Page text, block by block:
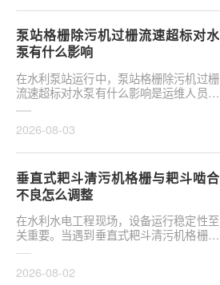
泵站格栅除污机过栅流速超标对水
泵有什么影响
在水利泵站运行中，泵站格栅除污机过栅
流速超标对水泵有什么影响是运维人员关
注的核心议题。当水流通过格栅的速度超
2026-08-03
垂直式耙斗清污机格栅与耙斗啮合
不良怎么调整
在水利水电工程现场，设备运行稳定性至
关重要。当遇到垂直式耙斗清污机格栅与
耙斗啮合不良怎么调整这类问题时，往往
2026-08-02